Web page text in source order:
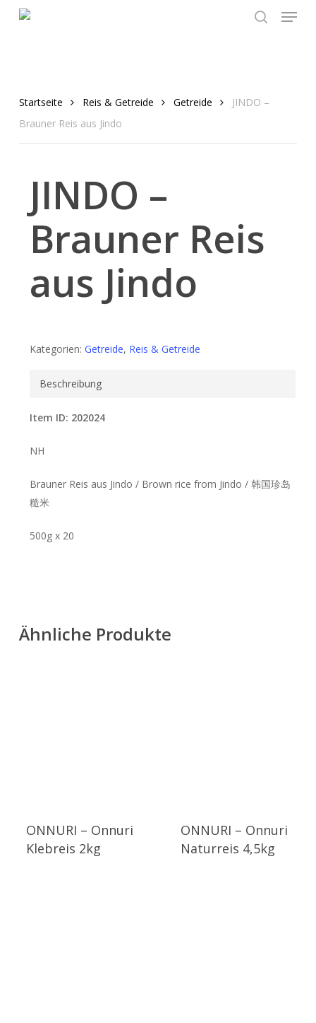
Menu
Startseite Reis & Getreide Getreide
JINDO –
Brauner Reis aus Jindo
JINDO –
Brauner Reis
aus Jindo
Kategorien: Getreide, Reis & Getreide
Beschreibung
Item ID: 202024
NH
Brauner Reis aus Jindo / Brown rice from Jindo / 韩国珍岛
糙米
500g x 20
Ähnliche Produkte
ONNURI – Onnuri
Klebreis 2kg
ONNURI – Onnuri
Naturreis 4,5kg